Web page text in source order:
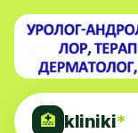
🏥 kliniki*